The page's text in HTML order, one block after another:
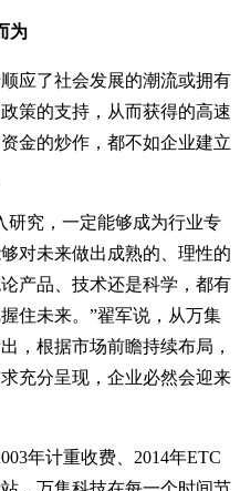
为
应了社会发展的潮流或拥有
策的支持，从而获得的高速
金的炒作，都不如企业建立
研究，一定能够成为行业专
对未来做出成熟的、理性的
产品、技术还是科学，都有
住未来。”翟军说，从万集
，根据市场前瞻持续布局，
充分呈现，企业必然会迎来
年计重收费、2014年ETC